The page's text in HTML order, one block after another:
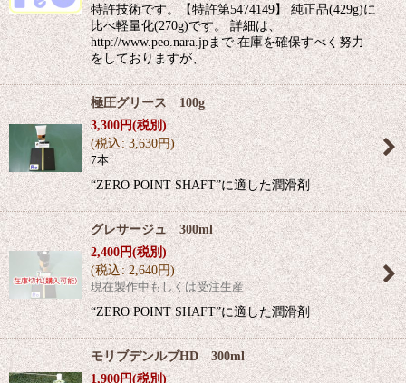
特許技術です。【特許第5474149】 純正品(429g)に
比べ軽量化(270g)です。 詳細は、
http://www.peo.nara.jpまで 在庫を確保すべく努力
をしておりますが、…
極圧グリース 100g
3,300円(税別)
(税込: 3,630円)
7本
“ZERO POINT SHAFT”に適した潤滑剤
グレサージュ 300ml
2,400円(税別)
(税込: 2,640円)
現在製作中もしくは受注生産
“ZERO POINT SHAFT”に適した潤滑剤
モリブデンルブHD 300ml
1,900円(税別)